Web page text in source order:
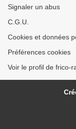
Signaler un abus
C.G.U.
Cookies et données
Préférences cookies
Voir le profil de frico-